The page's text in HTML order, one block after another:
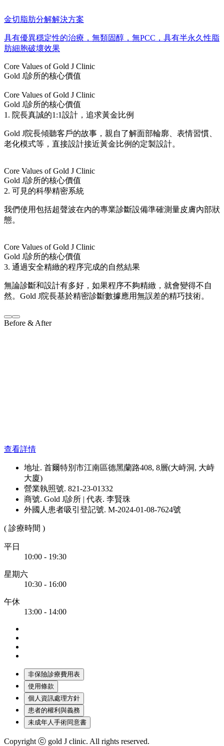
金切脂肪分解解決方案
具有優異穩定性的治療，無類固醇，無PCC，具有半永久性脂
肪細胞破壞效果
Core Values of Gold J Clinic
Gold J診所的核心價值
Core Values of Gold J Clinic
Gold J診所的核心價值
1. 院長真誠的1:1設計，追求黃金比例
Gold J院長傾聽客戶的故事，親自了解面部輪廓、表情習慣、
老化模式等，直接設計接近黃金比例的定製設計。
Core Values of Gold J Clinic
Gold J診所的核心價值
2. 可見的科學精密系統
我們使用包括超聲波在內的專業診斷設備準確測量皮膚內部狀
態。
Core Values of Gold J Clinic
Gold J診所的核心價值
3. 通過安全精緻的程序完成的自然結果
無論診斷和設計有多好，如果程序不夠精緻，就會變得不自
然。Gold J院長基於精密診斷數據應用無誤差的精巧技術。
Before & After
查看詳情
地址. 首爾特別市江南區德黑蘭路408, 8層(大峙洞, 大峙
大廈)
營業執照號. 821-23-01332
商號. Gold J診所 | 代表. 李賢珠
外國人患者吸引登記號. M-2024-01-08-7624號
( 診療時間 )
平日
10:00 - 19:30
星期六
10:30 - 16:00
午休
13:00 - 14:00
非保險診療費用表
使用條款
個人資訊處理方針
患者的權利與義務
未成年人手術同意書
Copyright ⓒ gold J clinic. All rights reserved.